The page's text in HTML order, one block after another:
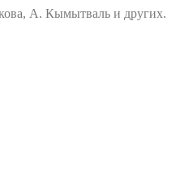
А. Кымытваль и других.